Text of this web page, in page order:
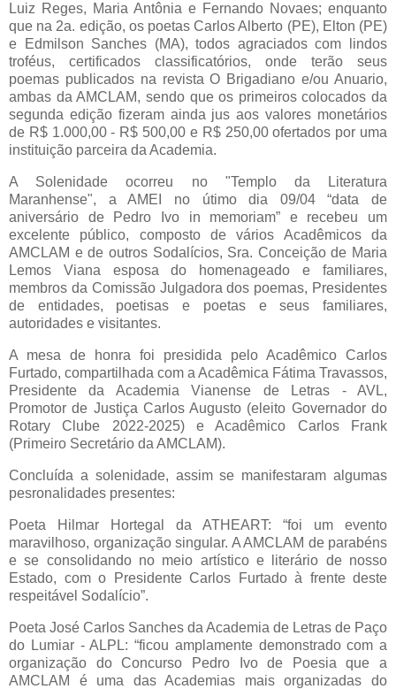
Luiz Reges, Maria Antônia e Fernando Novaes; enquanto
que na 2a. edição, os poetas Carlos Alberto (PE), Elton (PE)
e Edmilson Sanches (MA), todos agraciados com lindos
troféus, certificados classificatórios, onde terão seus
poemas publicados na revista O Brigadiano e/ou Anuario,
ambas da AMCLAM, sendo que os primeiros colocados da
segunda edição fizeram ainda jus aos valores monetários
de R$ 1.000,00 - R$ 500,00 e R$ 250,00 ofertados por uma
instituição parceira da Academia.
A Solenidade ocorreu no "Templo da Literatura
Maranhense", a AMEI no útimo dia 09/04 “data de
aniversário de Pedro Ivo in memoriam” e recebeu um
excelente público, composto de vários Acadêmicos da
AMCLAM e de outros Sodalícios, Sra. Conceição de Maria
Lemos Viana esposa do homenageado e familiares,
membros da Comissão Julgadora dos poemas, Presidentes
de entidades, poetisas e poetas e seus familiares,
autoridades e visitantes.
A mesa de honra foi presidida pelo Acadêmico Carlos
Furtado, compartilhada com a Acadêmica Fátima Travassos,
Presidente da Academia Vianense de Letras - AVL,
Promotor de Justiça Carlos Augusto (eleito Governador do
Rotary Clube 2022-2025) e Acadêmico Carlos Frank
(Primeiro Secretário da AMCLAM).
Concluída a solenidade, assim se manifestaram algumas
pesronalidades presentes:
Poeta Hilmar Hortegal da ATHEART: “foi um evento
maravilhoso, organização singular. A AMCLAM de parabéns
e se consolidando no meio artístico e literário de nosso
Estado, com o Presidente Carlos Furtado à frente deste
respeitável Sodalício”.
Poeta José Carlos Sanches da Academia de Letras de Paço
do Lumiar - ALPL: “ficou amplamente demonstrado com a
organização do Concurso Pedro Ivo de Poesia que a
AMCLAM é uma das Academias mais organizadas do